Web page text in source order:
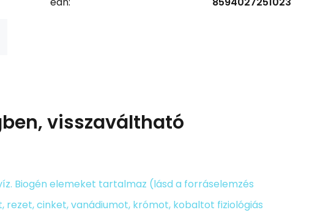
visszaváltható
Biogén elemeket tartalmaz (lásd a forráselemzés
cinket, vanádiumot, krómot, kobaltot fiziológiás